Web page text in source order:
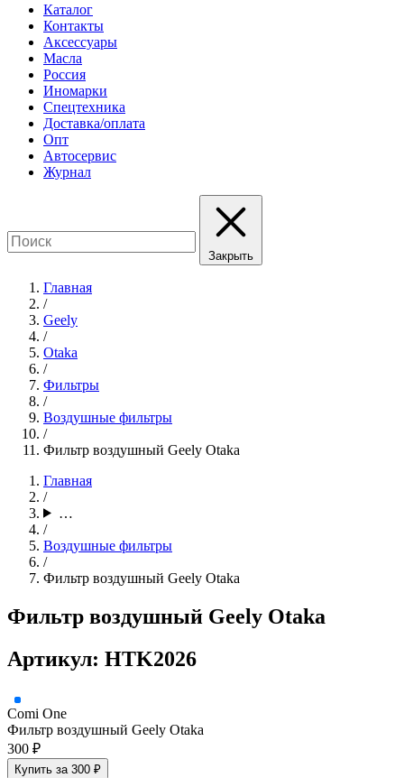
Каталог
Контакты
Аксессуары
Масла
Россия
Иномарки
Спецтехника
Доставка/оплата
Опт
Автосервис
Журнал
Закрыть
Главная
/
Geely
/
Otaka
/
Фильтры
/
Воздушные фильтры
/
Фильтр воздушный Geely Otaka
Главная
/
…
/
Воздушные фильтры
/
Фильтр воздушный Geely Otaka
Фильтр воздушный Geely Otaka
Артикул: HTK2026
Comi One
Фильтр воздушный Geely Otaka
300 ₽
Купить за 300 ₽